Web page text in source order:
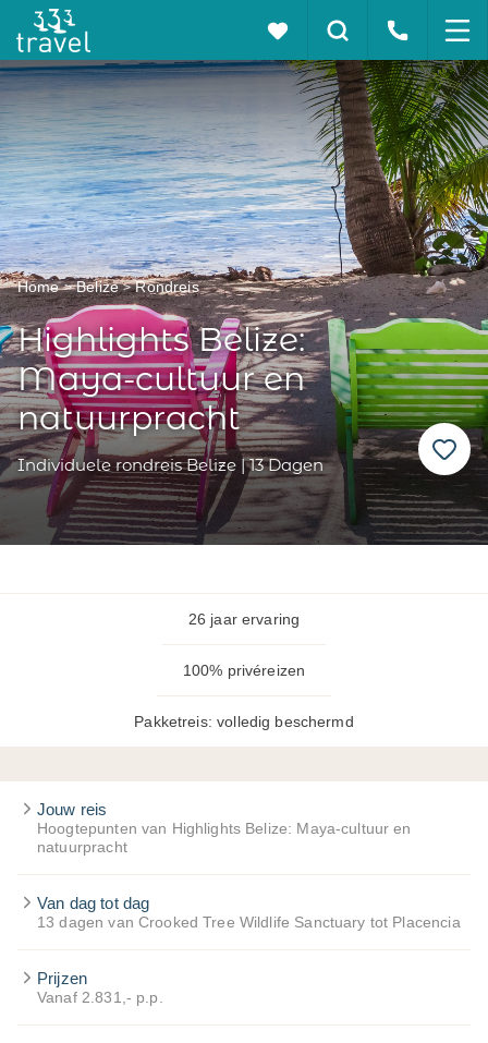
Home Belize Rondreis
Highlights Belize:
Maya-cultuur en
natuurpracht
Individuele rondreis Belize | 13 Dagen
26 jaar ervaring
100% privéreizen
Pakketreis: volledig beschermd
Jouw reis
Hoogtepunten van Highlights Belize: Maya-cultuur en
natuurpracht
Van dag tot dag
13 dagen van Crooked Tree Wildlife Sanctuary tot Placencia
Prijzen
Vanaf 2.831,- p.p.